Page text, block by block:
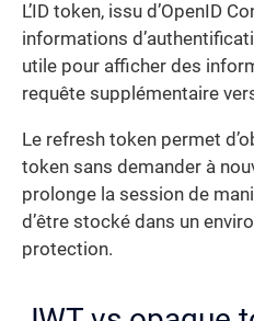
L’ID token, issu d’OpenID
informations
utile pour afficher des
requête supplémentaire
Le refresh token permet
token sans demander à
prolonge la session de
d’être stocké dans un
protection.